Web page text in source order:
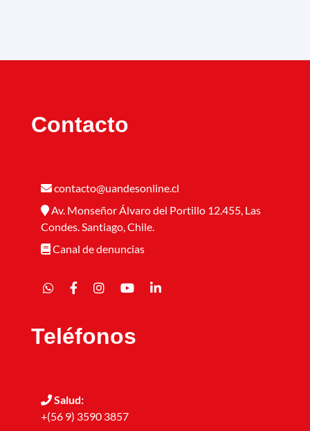
Contacto
contacto@uandesonline.cl
Av. Monseñor Álvaro del Portillo 12.455, Las
Condes. Santiago, Chile.
Canal de denuncias
Teléfonos
Salud:
+(56 9) 3590 3857